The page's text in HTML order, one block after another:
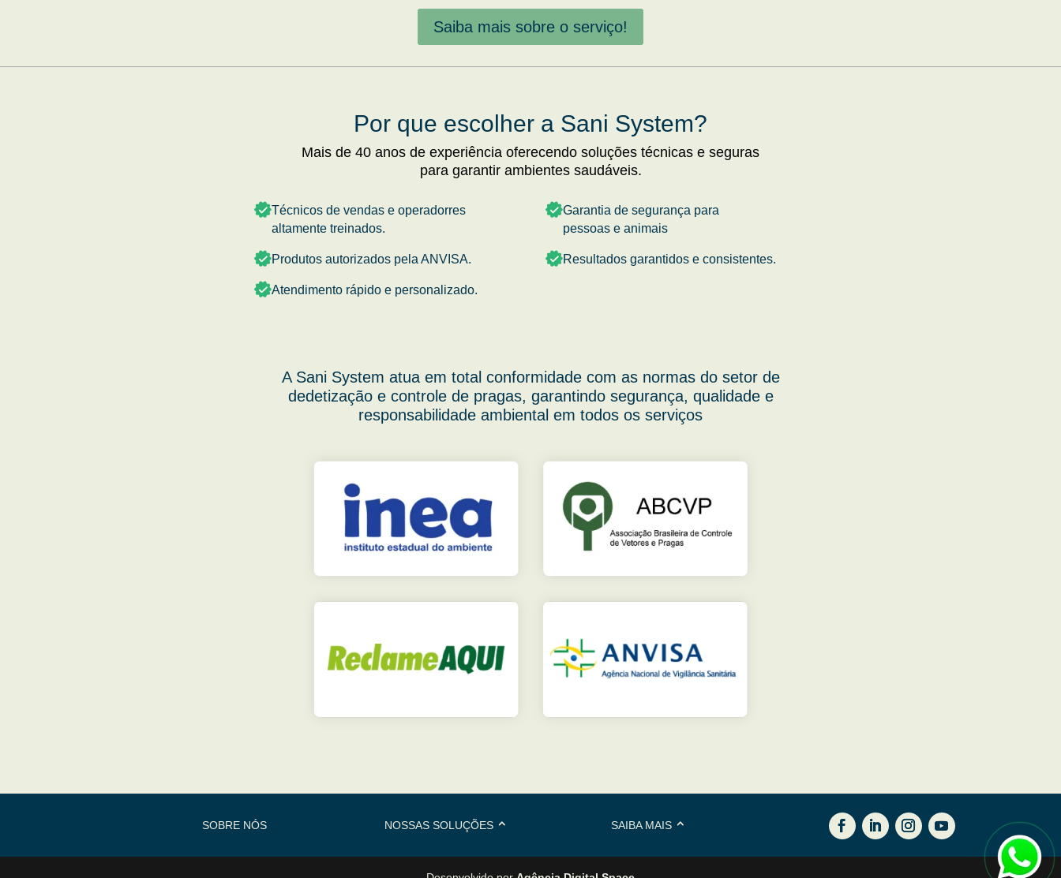
Saiba mais sobre o serviço!
Por que escolher a Sani System?
Mais de 40 anos de experiência oferecendo soluções técnicas e seguras
para garantir ambientes saudáveis.
Técnicos de vendas e operadorres
altamente treinados.
Produtos autorizados pela ANVISA.
Atendimento rápido e personalizado.
Garantia de segurança para
pessoas e animais
Resultados garantidos e consistentes.
A Sani System atua em total conformidade com as normas do setor de
dedetização e controle de pragas, garantindo segurança, qualidade e
responsabilidade ambiental em todos os serviços
SOBRE NÓS NOSSAS SOLUÇÕES SAIBA MAIS